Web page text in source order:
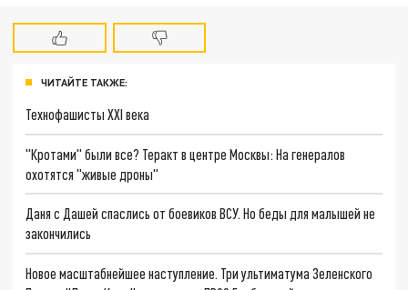
ЧИТАЙТЕ ТАКЖЕ:
Технофашисты XXI века
"Кротами" были все? Теракт в центре Москвы: На генералов
охотятся "живые дроны"
Даня с Дашей спаслись от боевиков ВСУ. Но беды для малышей не
закончились
Новое масштабнейшее наступление. Три ультиматума Зеленского